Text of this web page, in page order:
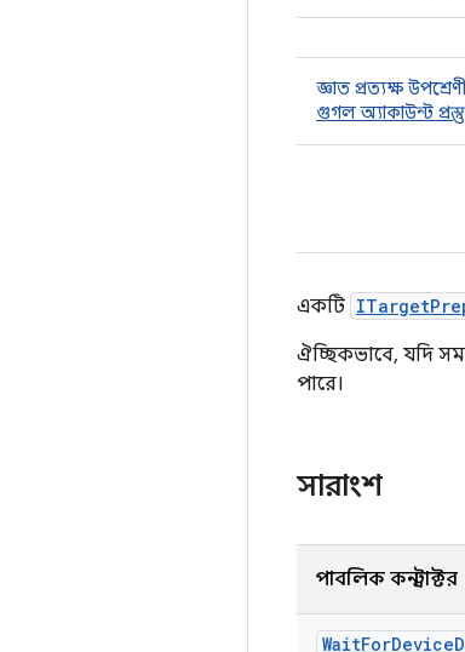
জ্ঞাত প্রত্যক্ষ উপশ্রেণী
গুগল অ্যাকাউন্ট
একটি
ঐচ্ছিকভাবে, যদি
পারে।
সারাংশ
পাবলিক কনস্ট্রাক্টর
WaitForDevice